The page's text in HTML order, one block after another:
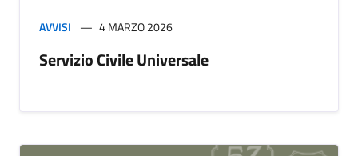
AVVISI 4 MARZO 2026
Servizio Civile Universale